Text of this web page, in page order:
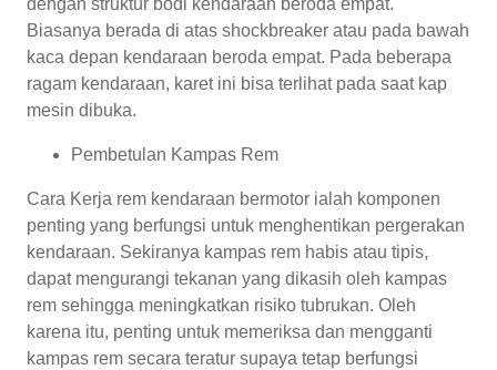
Biasanya berada di atas shockbreaker atau pada bawah
kaca depan kendaraan beroda empat. Pada beberapa
ragam kendaraan, karet ini bisa terlihat pada saat kap
mesin dibuka.
Pembetulan Kampas Rem
Cara Kerja rem kendaraan bermotor ialah komponen
penting yang berfungsi untuk menghentikan pergerakan
kendaraan. Sekiranya kampas rem habis atau tipis,
dapat mengurangi tekanan yang dikasih oleh kampas
rem sehingga meningkatkan risiko tubrukan. Oleh
karena itu, penting untuk memeriksa dan mengganti
kampas rem secara teratur supaya tetap berfungsi